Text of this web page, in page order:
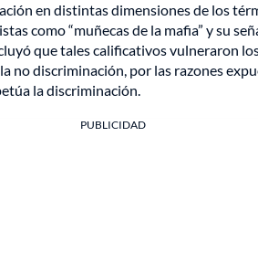
en distintas dimensiones de los
como “muñecas de la mafia” y su
que tales calificativos vulneraron
no discriminación, por las razones
la discriminación.
PUBLICIDAD